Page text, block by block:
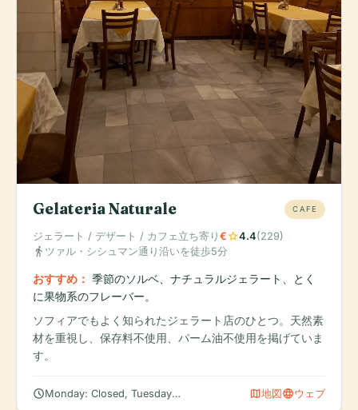
Gelateria Naturale CAFE
ジェラート / デザート / カフェ立ち寄り €star4.4(229)
directions_walk ツァル・シシュマン通り沿いを徒歩5分
おすすめ： 季節のソルベ、ナチュラルジェラート、とく
に果物系のフレーバー。
ソフィアでもよく知られたジェラート店のひとつ。天然素
材を重視し、保存料不使用、パーム油不使用を掲げていま
す。
scheduleMonday: Closed, Tuesday: 10:00 AM – 10:00 PM, Wednesday:
map地図 languageウェブ